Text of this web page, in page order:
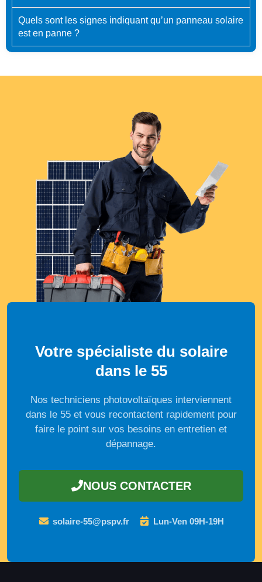
Quels sont les signes indiquant qu’un panneau solaire
est en panne ?
Votre spécialiste du solaire
dans le 55
Nos techniciens photovoltaïques interviennent
dans le 55 et vous recontactent rapidement pour
faire le point sur vos besoins en entretien et
dépannage.
NOUS CONTACTER
solaire-55@pspv.fr Lun-Ven 09H-19H